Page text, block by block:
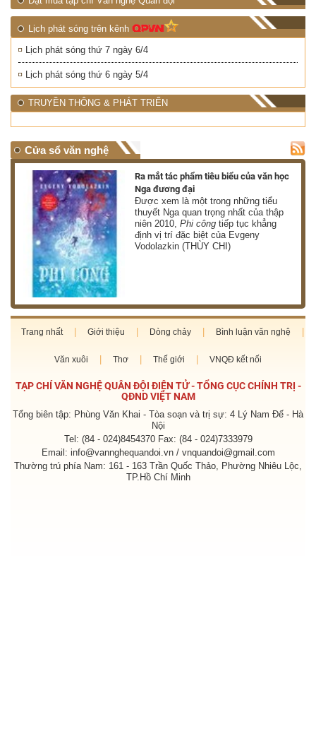
Lịch phát sóng trên kênh
Lịch phát sóng thứ 7 ngày 6/4
Lịch phát sóng thứ 6 ngày 5/4
TRUYỀN THÔNG & PHÁT TRIỂN
Cửa sổ văn nghệ
Ra mắt tác phẩm tiêu biểu của văn học
Nga đương đại
Được xem là một trong những tiểu
thuyết Nga quan trọng nhất của thập
niên 2010,Phi công tiếp tục khẳng
định vị trí đặc biệt của Evgeny
Vodolazkin (THÙY CHI)
Trang nhất Giới thiệu Dòng chảy Bình luận văn nghệ
Văn xuôi Thơ Thế giới VNQĐ kết nối
TẠP CHÍ VĂN NGHỆ QUÂN ĐỘI ĐIỆN TỬ - TỔNG CỤC CHÍNH TRỊ -
QĐND VIỆT NAM
Tổng biên tập: Phùng Văn Khai - Tòa soạn và trị sự: 4 Lý Nam Đế - Hà
Nội
Tel: (84 - 024)8454370 Fax: (84 - 024)7333979
Email: info@vannghequandoi.vn / vnquandoi@gmail.com
Thường trú phía Nam: 161 - 163 Trần Quốc Thảo, Phường Nhiêu Lộc,
TP.Hồ Chí Minh